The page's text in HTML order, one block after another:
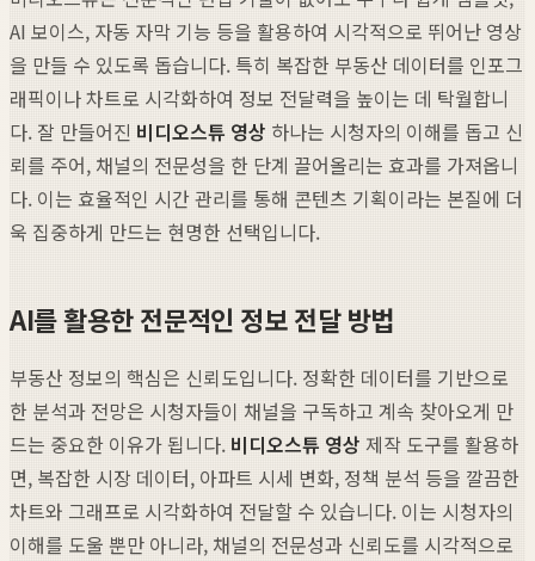
AI 보이스, 자동 자막 기능 등을 활용하여 시각적으로 뛰어난 영상
을 만들 수 있도록 돕습니다. 특히 복잡한 부동산 데이터를 인포그
래픽이나 차트로 시각화하여 정보 전달력을 높이는 데 탁월합니
다. 잘 만들어진 비디오스튜 영상 하나는 시청자의 이해를 돕고 신
뢰를 주어, 채널의 전문성을 한 단계 끌어올리는 효과를 가져옵니
다. 이는 효율적인 시간 관리를 통해 콘텐츠 기획이라는 본질에 더
욱 집중하게 만드는 현명한 선택입니다.
AI를 활용한 전문적인 정보 전달 방법
부동산 정보의 핵심은 신뢰도입니다. 정확한 데이터를 기반으로
한 분석과 전망은 시청자들이 채널을 구독하고 계속 찾아오게 만
드는 중요한 이유가 됩니다. 비디오스튜 영상 제작 도구를 활용하
면, 복잡한 시장 데이터, 아파트 시세 변화, 정책 분석 등을 깔끔한
차트와 그래프로 시각화하여 전달할 수 있습니다. 이는 시청자의
이해를 도울 뿐만 아니라, 채널의 전문성과 신뢰도를 시각적으로